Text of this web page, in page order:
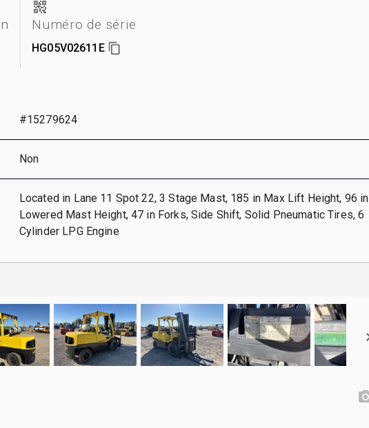
Numéro de série
HG05V02611E
#15279624
Non
Located in Lane 11 Spot 22, 3 Stage Mast, 185 in Max Lift Height, 96 in
Lowered Mast Height, 47 in Forks, Side Shift, Solid Pneumatic Tires, 6
Cylinder LPG Engine